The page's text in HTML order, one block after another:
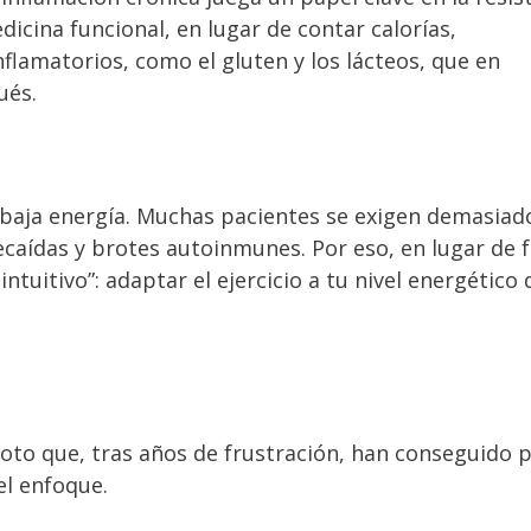
funcional, en lugar de contar calorías,
como el gluten y los lácteos, que en
energía. Muchas pacientes se exigen
y brotes autoinmunes. Por eso, en lugar de
adaptar el ejercicio a tu nivel energético
que, tras años de frustración, han conseguido
enfoque.